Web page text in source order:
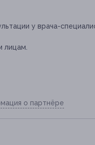
у врача-
лицам.
о партнёре